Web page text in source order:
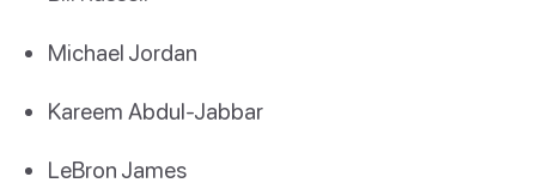
Michael Jordan
Kareem Abdul-Jabbar
LeBron James